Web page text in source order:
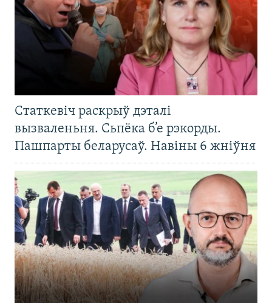
Статкевіч раскрыў дэталі
вызваленьня. Сьпёка б’е рэкорды.
Пашпарты беларусаў. Навіны 6 жніўня